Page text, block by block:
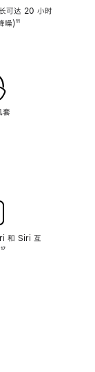
可达 20 小时
噪)脚
¹¹
套
和 Siri 互
脚
¹⁷